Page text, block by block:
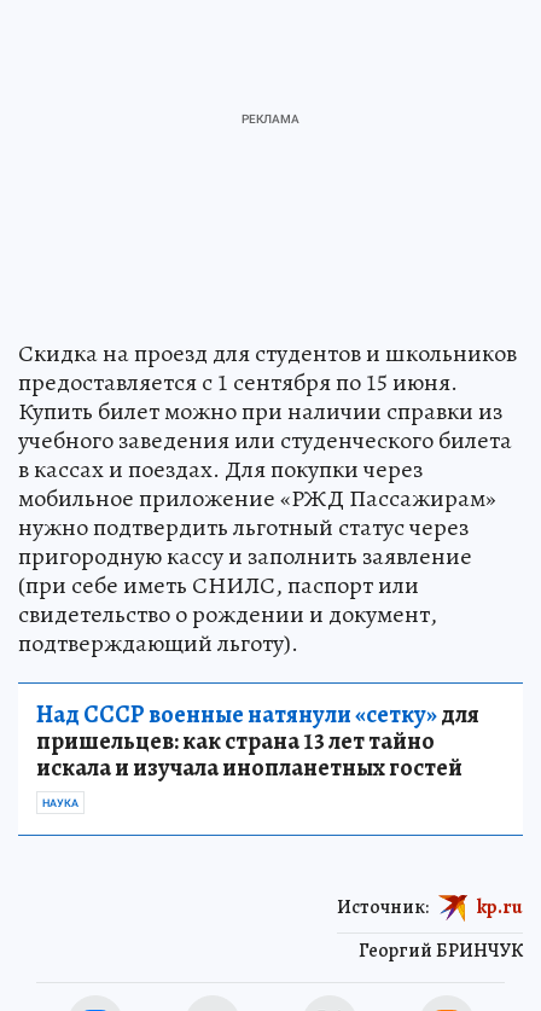
Скидка на проезд для студентов и школьников
предоставляется с 1 сентября по 15 июня.
Купить билет можно при наличии справки из
учебного заведения или студенческого билета
в кассах и поездах. Для покупки через
мобильное приложение «РЖД Пассажирам»
нужно подтвердить льготный статус через
пригородную кассу и заполнить заявление
(при себе иметь СНИЛС, паспорт или
свидетельство о рождении и документ,
подтверждающий льготу).
Над СССР военные натянули «сетку»для
пришельцев: как страна 13 лет тайно
искала и изучала инопланетных гостей
НАУКА
Георгий БРИНЧУК
Источник: kp.ru